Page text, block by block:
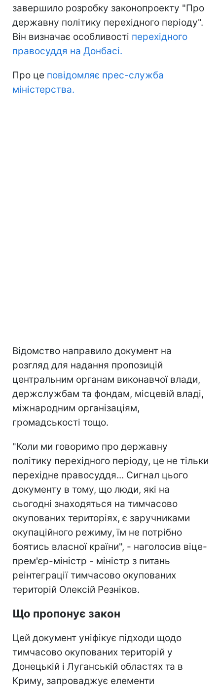
завершило розробку законопроекту "Про
державну політику перехідного періоду".
Він визначає особливості перехідного
правосуддя на Донбасі.
Про це повідомляє прес-служба
міністерства.
Відомство направило документ на
розгляд для надання пропозицій
центральним органам виконавчої влади,
держслужбам та фондам, місцевій владі,
міжнародним організаціям,
громадськості тощо.
"Коли ми говоримо про державну
політику перехідного періоду, це не тільки
перехідне правосуддя... Сигнал цього
документу в тому, що люди, які на
сьогодні знаходяться на тимчасово
окупованих територіях, є заручниками
окупаційного режиму, їм не потрібно
боятись власної країни", - наголосив віце-
прем'єр-міністр - міністр з питань
реінтеграції тимчасово окупованих
територій Олексій Резніков.
Що пропонує закон
Цей документ уніфікує підходи щодо
тимчасово окупованих територій у
Донецькій і Луганській областях та в
Криму, запроваджує елементи